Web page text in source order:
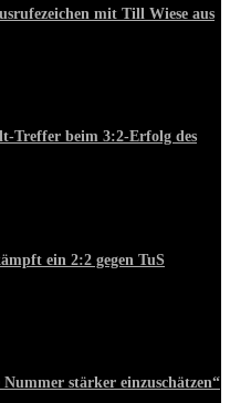
mit Till Wiese aus
Treffer beim 3:2-Erfolg des
ein 2:2 gegen TuS
stärker einzuschätzen“